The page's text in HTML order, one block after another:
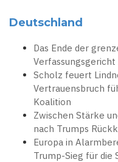
Deutschland
Das Ende der
Scholz feuert
Vertrauensbruch
Koalition
Zwischen Stärke
nach Trumps
Europa in
Trump-Sieg für die